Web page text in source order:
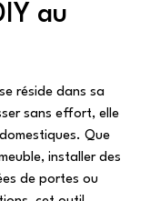
au
réside dans sa
sans effort, elle
Que
installer des
de portes ou